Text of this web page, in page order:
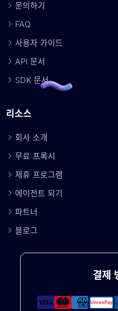
문의하기
FAQ
사용자 가이드
API 문서
SDK 문서
리소스
회사 소개
무료 프록시
제휴 프로그램
에이전트 되기
파트너
블로그
결제